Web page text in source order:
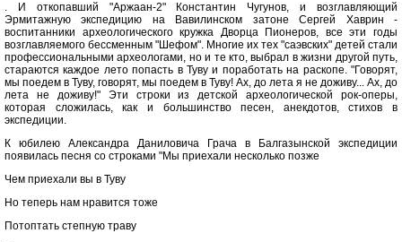
. И откопавший "Аржаан-2" Константин Чугунов, и возглавляющий
Эрмитажную экспедицию на Вавилинском затоне Сергей Хаврин -
воспитанники археологического кружка Дворца Пионеров, все эти годы
возглавляемого бессменным "Шефом". Многие их тех "саэвских" детей стали
профессиональными археологами, но и те кто, выбрал в жизни другой путь,
стараются каждое лето попасть в Туву и поработать на раскопе. "Говорят,
мы поедем в Туву, говорят, мы поедем в Туву! Ах, до лета я не доживу... Ах, до
лета не доживу!" Эти строки из детской археологической рок-оперы,
которая сложилась, как и большинство песен, анекдотов, стихов в
экспедиции.
К юбилею Александра Даниловича Грача в Балгазынской экспедиции
появилась песня со строками "Мы приехали несколько позже
Чем приехали вы в Туву
Но теперь нам нравится тоже
Потоптать степную траву